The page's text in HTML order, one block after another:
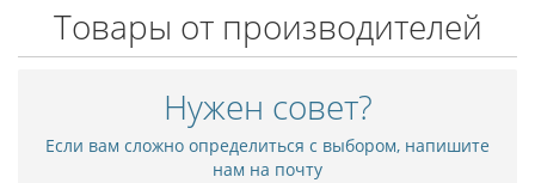
Товары от производителей
Нужен совет?
Если вам сложно определиться с выбором, напишите
нам на почту